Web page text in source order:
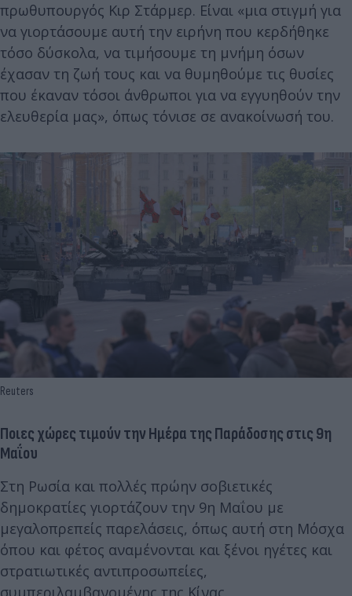
πρωθυπουργός Κιρ Στάρμερ. Είναι «μια στιγμή για
να γιορτάσουμε αυτή την ειρήνη που κερδήθηκε
τόσο δύσκολα, να τιμήσουμε τη μνήμη όσων
έχασαν τη ζωή τους και να θυμηθούμε τις θυσίες
που έκαναν τόσοι άνθρωποι για να εγγυηθούν την
ελευθερία μας», όπως τόνισε σε ανακοίνωσή του.
Reuters
Ποιες χώρες τιμούν την Ημέρα της Παράδοσης στις 9η
Μαΐου
Στη Ρωσία και πολλές πρώην σοβιετικές
δημοκρατίες γιορτάζουν την 9η Μαΐου με
μεγαλοπρεπείς παρελάσεις, όπως αυτή στη Μόσχα
όπου και φέτος αναμένονται και ξένοι ηγέτες και
στρατιωτικές αντιπροσωπείες,
συμπεριλαμβανομένης της Κίνας.